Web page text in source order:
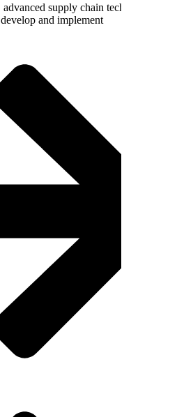
supply chain technology &
and implement